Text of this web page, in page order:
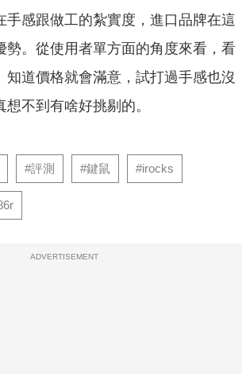
手感跟做工的紮實度，進口品牌在這
勢。從使用者單方面的角度來看，看
知道價格就會滿意，試打過手感也沒
不到有啥好挑剔的。
#評測 #鍵鼠 #irocks
ADVERTISEMENT